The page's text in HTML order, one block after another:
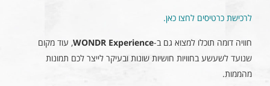
לרכישת כרטיסים לחצו כאן.
חוויה דומה תוכלו למצוא גם ב-WONDR Experience, עוד מקום
שנועד לשעשע בחוויות חושיות שונות ובעיקר לייצר לכם תמונות
מהממות.